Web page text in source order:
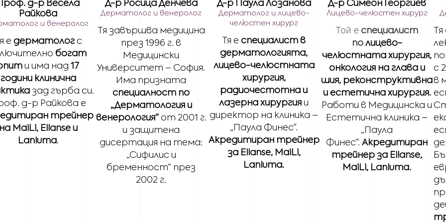
д-р Весела
Райкова
и венеролог
e дерматологс
богат
и има над17
години клинична
зад гърба си.
д-р Райкова е
трейнер
MaiLi, Ellanse и
Lanluma.
Д-р Росица Денчева
Дерматолог и венеролог
Тя завършва медицина
през 1996 г. в
Медицински
Университет – София.
Има призната
специалност по
„Дерматология и
венерология”от 2001 г.
и защитена
дисертация на тема:
„Сифилис и
бременност” през
2002 г.
Д-р Паула Лозанова
Дерматолог и лицево-
челюстен хирург
Тя еспециалист в
дерматологията,
лицево-челюстната
хирургия,
радиочестотна и
лазерна хирургияи
директор на клиника –
„Паула Финес“.
Акредитиран трейнер
за Ellanse, MaiLi,
Lanluma.
Д-р Симеон Георгиев
Лицево-челюстен хирург
Той е специалист
полицево-
челюстната хирургия,
онкология на глава и
шия, реконструктивна
и естетична хирургия.
Работи в Медицинска и
Естетична клиника –
„Паула
Финес“.Акредитиран
трейнер за Ellanse,
MaiLi, Lanluma.
с
в